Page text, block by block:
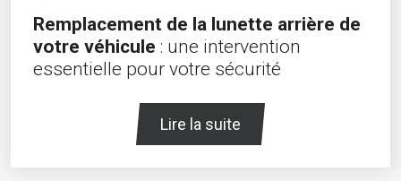
Remplacement de la lunette arrière de
votre véhicule : une intervention
essentielle pour votre sécurité
Lire la suite